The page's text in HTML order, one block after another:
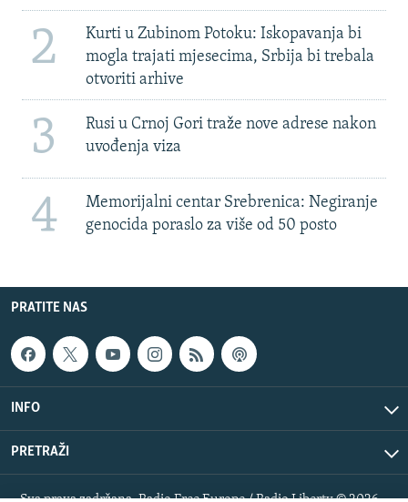
2
Kurti u Zubinom Potoku: Iskopavanja bi
mogla trajati mjesecima, Srbija bi trebala
otvoriti arhive
3
Rusi u Crnoj Gori traže nove adrese nakon
uvođenja viza
4
Memorijalni centar Srebrenica: Negiranje
genocida poraslo za više od 50 posto
PRATITE NAS
INFO
PRETRAŽI